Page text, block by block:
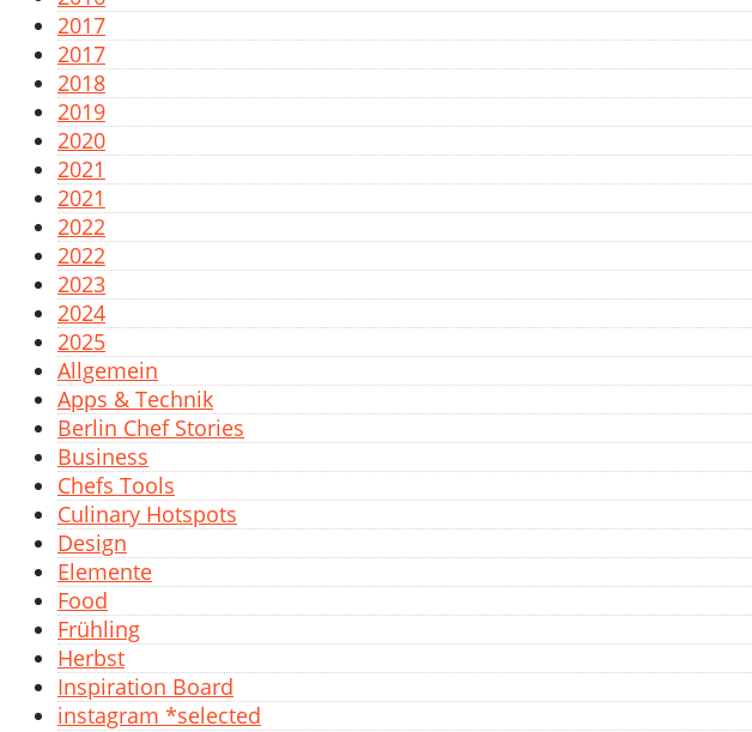
2017
2017
2018
2019
2020
2021
2021
2022
2022
2023
2024
2025
Allgemein
Apps & Technik
Berlin Chef Stories
Business
Chefs Tools
Culinary Hotspots
Design
Elemente
Food
Frühling
Herbst
Inspiration Board
instagram *selected